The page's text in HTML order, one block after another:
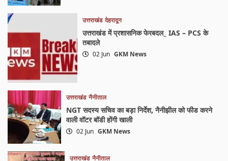
उत्तराखंड देहरादून
उत्तराखंड में प्रशासनिक फेरबदल_ IAS – PCS के
तबादले
02 Jun GKM News
उत्तराखंड नैनीताल
NGT सदस्य सचिव का बड़ा निर्देश, नैनीझील को फीड करने
वाली वॉटर बॉडी होंगी खाली
02 Jun GKM News
उत्तराखंड नैनीताल